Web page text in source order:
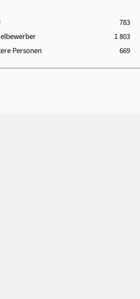
783
1 803
Personen 669